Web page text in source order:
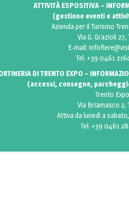
ATTIVITÀ ESPOSITIVA –
(gestione eventi e
Azienda per il Turismo
Via G. Grazioli 27,
E-mail:
Tel. +39 0461
DI TRENTO EXPO –
(accessi, consegne,
Trento Expo
Via Briamasco 2,
Attiva da lunedì a
Tel. +39 0461